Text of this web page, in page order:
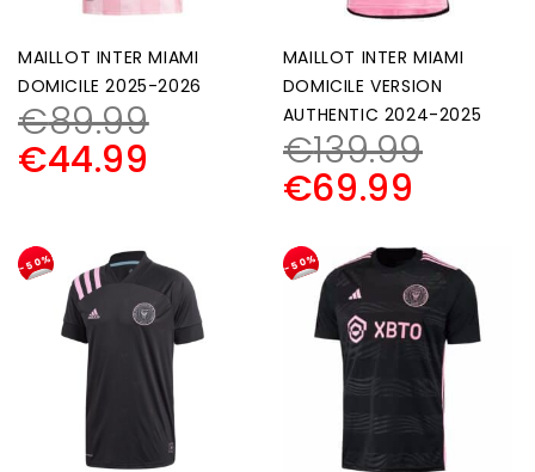
MAILLOT INTER MIAMI
DOMICILE 2025-2026
€89.99
€44.99
MAILLOT INTER MIAMI
DOMICILE VERSION
AUTHENTIC 2024-2025
€139.99
€69.99
-50% -50%